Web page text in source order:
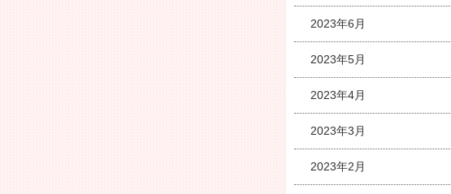
2023年6月
2023年5月
2023年4月
2023年3月
2023年2月